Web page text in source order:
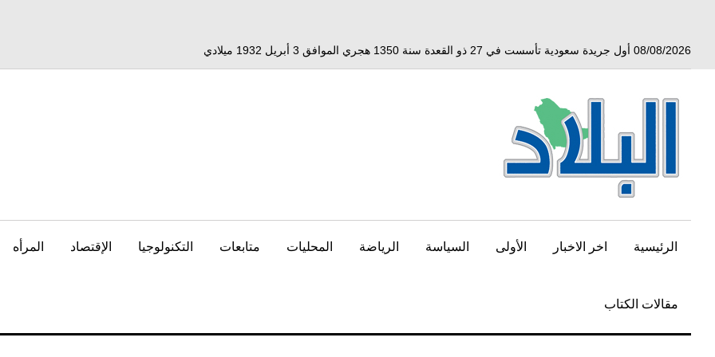
08/08/2026 أول جريدة سعودية تأسست في 27 ذو القعدة سنة 1350 هجري الموافق 3 أبريل 1932 ميلادي
الرئيسية اخر الاخبار الأولى السياسة الرياضة المحليات متابعات التكنولوجيا الإقتصاد المرأه
مقالات الكتاب